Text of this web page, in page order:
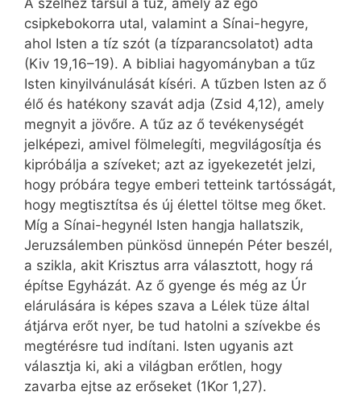
A szélhez társul a tűz, amely az égő
csipkebokorra utal, valamint a Sínai-hegyre,
ahol Isten a tíz szót (a tízparancsolatot) adta
(Kiv 19,16–19). A bibliai hagyományban a tűz
Isten kinyilvánulását kíséri. A tűzben Isten az ő
élő és hatékony szavát adja (Zsid 4,12), amely
megnyit a jövőre. A tűz az ő tevékenységét
jelképezi, amivel fölmelegíti, megvilágosítja és
kipróbálja a szíveket; azt az igyekezetét jelzi,
hogy próbára tegye emberi tetteink tartósságát,
hogy megtisztítsa és új élettel töltse meg őket.
Míg a Sínai-hegynél Isten hangja hallatszik,
Jeruzsálemben pünkösd ünnepén Péter beszél,
a szikla, akit Krisztus arra választott, hogy rá
építse Egyházát. Az ő gyenge és még az Úr
elárulására is képes szava a Lélek tüze által
átjárva erőt nyer, be tud hatolni a szívekbe és
megtérésre tud indítani. Isten ugyanis azt
választja ki, aki a világban erőtlen, hogy
zavarba ejtse az erőseket (1Kor 1,27).